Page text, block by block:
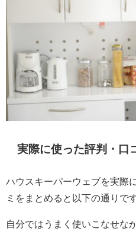
実際に使った評判・口
ハウスキーパーウェブを実際
ミをまとめると以下の通りです
自分ではうまく使いこなせな